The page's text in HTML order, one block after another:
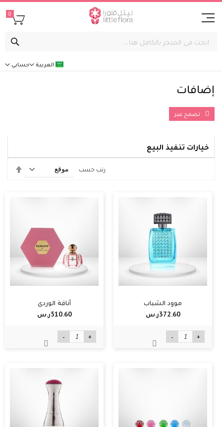
0
العربية حسابي
إضافات
رتب حسب
موود الشباب
372.60ر.س‏
- +
أناقة الوردي
510.60ر.س‏
- +
تصفح عبر
خيارات تنفيذ البيع